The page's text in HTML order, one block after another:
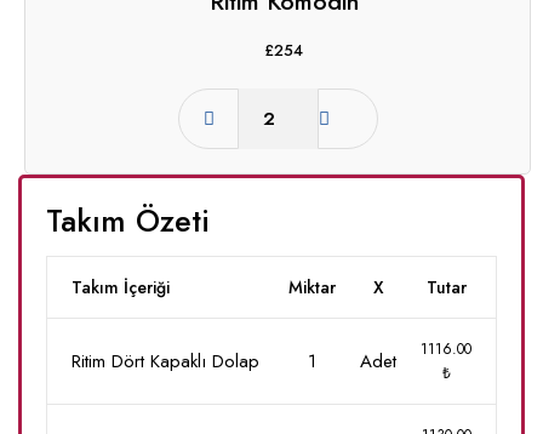
£254
Takım Özeti
Takım İçeriği Miktar X Tutar
Ritim Dört Kapaklı Dolap 1 Adet
1116.00
₺